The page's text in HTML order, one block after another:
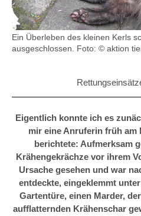
Ein Überleben des kleinen Kerls
ausgeschlossen. Foto: © aktion
Eigentlich konnte ich es
mir eine Anruferin früh
berichtete: Aufmerksam
Krähengekrächze vor ihrem
Ursache gesehen und war
entdeckte, eingeklemmt
Gartentüre, einen Marder,
aufflatternden Krähenschar